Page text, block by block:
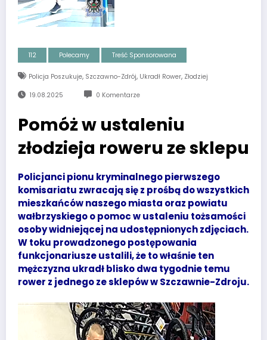
112 Polecamy Treść Sponsorowana
Policja Poszukuje, Szczawno-Zdrój, Ukradł Rower, Złodziej
19.08.2025 0 Komentarze
Pomóż w ustaleniu
złodzieja roweru ze sklepu
Policjanci pionu kryminalnego pierwszego
komisariatu zwracają się z prośbą do wszystkich
mieszkańców naszego miasta oraz powiatu
wałbrzyskiego o pomoc w ustaleniu tożsamości
osoby widniejącej na udostępnionych zdjęciach.
W toku prowadzonego postępowania
funkcjonariusze ustalili, że to właśnie ten
mężczyzna ukradł blisko dwa tygodnie temu
rower z jednego ze sklepów w Szczawnie-Zdroju.